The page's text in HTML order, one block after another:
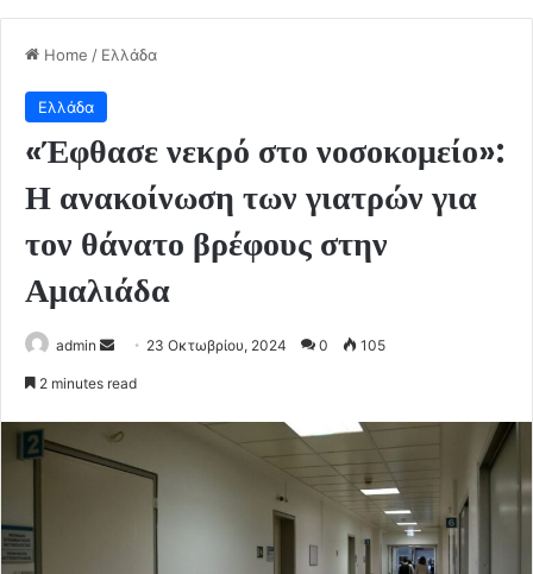
Home / Ελλάδα
Ελλάδα
«Έφθασε νεκρό στο νοσοκομείο»:
Η ανακοίνωση των γιατρών για
τον θάνατο βρέφους στην
Αμαλιάδα
admin
Send 23 Οκτωβρίου, 2024 0 105
2 minutes read